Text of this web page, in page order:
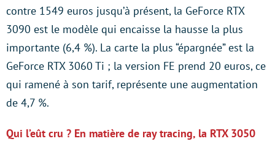
contre 1549 euros jusqu’à présent, la GeForce RTX
3090 est le modèle qui encaisse la hausse la plus
importante (6,4 %). La carte la plus “épargnée” est la
GeForce RTX 3060 Ti ; la version FE prend 20 euros, ce
qui ramené à son tarif, représente une augmentation
de 4,7 %.
Qui l’eût cru ? En matière de ray tracing, la RTX 3050